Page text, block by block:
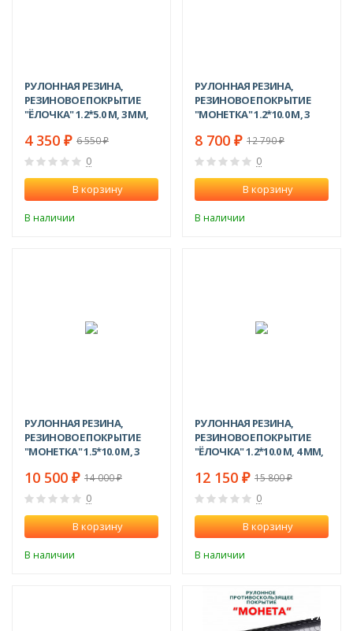
РУЛОННАЯ РЕЗИНА,
РЕЗИНОВОЕ ПОКРЫТИЕ
"ЁЛОЧКА" 1.2*5.0 М, 3 ММ,
4 350 ₽ 6 550₽
0
В корзину
В наличии
РУЛОННАЯ РЕЗИНА,
РЕЗИНОВОЕ ПОКРЫТИЕ
"МОНЕТКА" 1.2*10.0 М, 3
8 700 ₽ 12 790₽
0
В корзину
В наличии
РУЛОННАЯ РЕЗИНА,
РЕЗИНОВОЕ ПОКРЫТИЕ
"МОНЕТКА" 1.5*10.0 М, 3
10 500 ₽ 14 000₽
0
В корзину
В наличии
РУЛОННАЯ РЕЗИНА,
РЕЗИНОВОЕ ПОКРЫТИЕ
"ЁЛОЧКА" 1.2*10.0 М, 4 ММ,
12 150 ₽ 15 800₽
0
В корзину
В наличии
-34%